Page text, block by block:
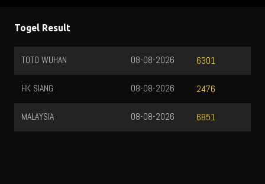
Togel Result
TOTO WUHAN 6301
08-08-2026
HK SIANG 2476
08-08-2026
MALAYSIA 6851
08-08-2026